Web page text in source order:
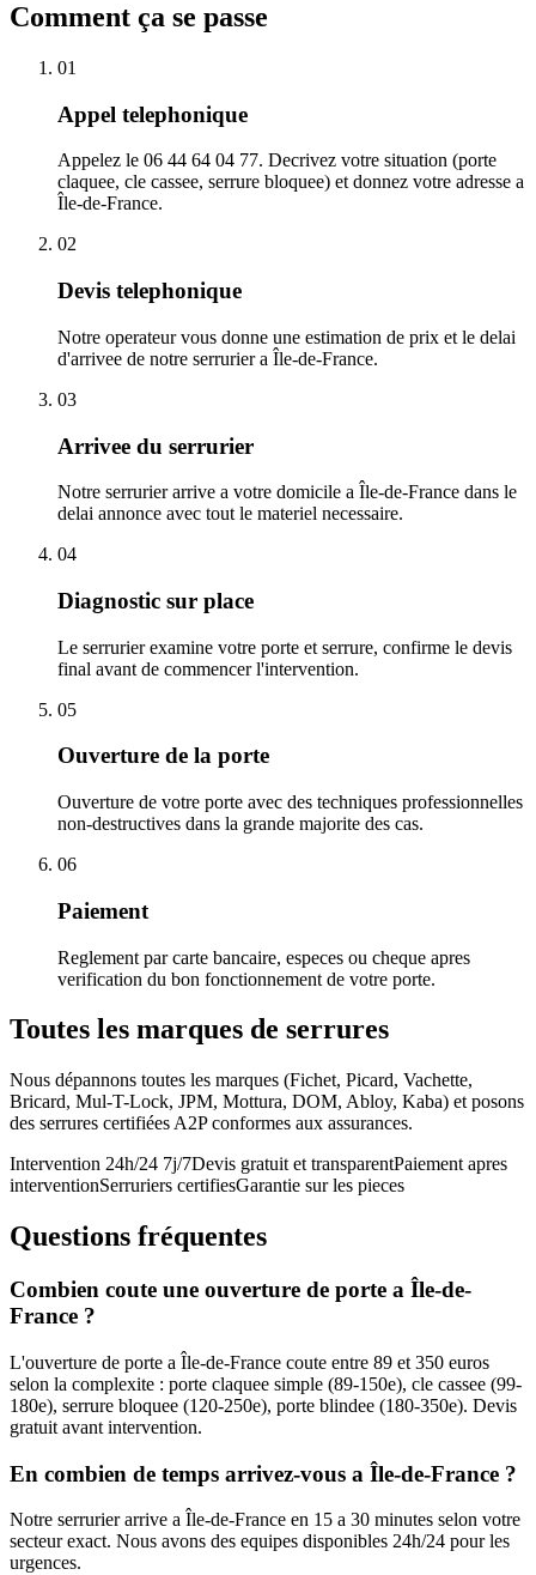
Comment ça se passe
01
Appel telephonique
Appelez le 06 44 64 04 77. Decrivez votre situation (porte
claquee, cle cassee, serrure bloquee) et donnez votre adresse a
Île-de-France.
02
Devis telephonique
Notre operateur vous donne une estimation de prix et le delai
d'arrivee de notre serrurier a Île-de-France.
03
Arrivee du serrurier
Notre serrurier arrive a votre domicile a Île-de-France dans le
delai annonce avec tout le materiel necessaire.
04
Diagnostic sur place
Le serrurier examine votre porte et serrure, confirme le devis
final avant de commencer l'intervention.
05
Ouverture de la porte
Ouverture de votre porte avec des techniques professionnelles
non-destructives dans la grande majorite des cas.
06
Paiement
Reglement par carte bancaire, especes ou cheque apres
verification du bon fonctionnement de votre porte.
Toutes les marques de serrures
Nous dépannons toutes les marques (Fichet, Picard, Vachette,
Bricard, Mul-T-Lock, JPM, Mottura, DOM, Abloy, Kaba) et posons
des serrures certifiées A2P conformes aux assurances.
Intervention 24h/24 7j/7Devis gratuit et transparentPaiement apres
interventionSerruriers certifiesGarantie sur les pieces
Questions fréquentes
Combien coute une ouverture de porte a Île-de-
France ?
L'ouverture de porte a Île-de-France coute entre 89 et 350 euros
selon la complexite : porte claquee simple (89-150e), cle cassee (99-
180e), serrure bloquee (120-250e), porte blindee (180-350e). Devis
gratuit avant intervention.
En combien de temps arrivez-vous a Île-de-France ?
Notre serrurier arrive a Île-de-France en 15 a 30 minutes selon votre
secteur exact. Nous avons des equipes disponibles 24h/24 pour les
urgences.